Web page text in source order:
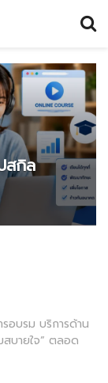
สกิล
อบรม บริการด้าน
สบายใจ” ตลอด